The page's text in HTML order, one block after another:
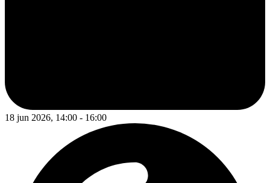
18 jun 2026, 14:00 - 16:00